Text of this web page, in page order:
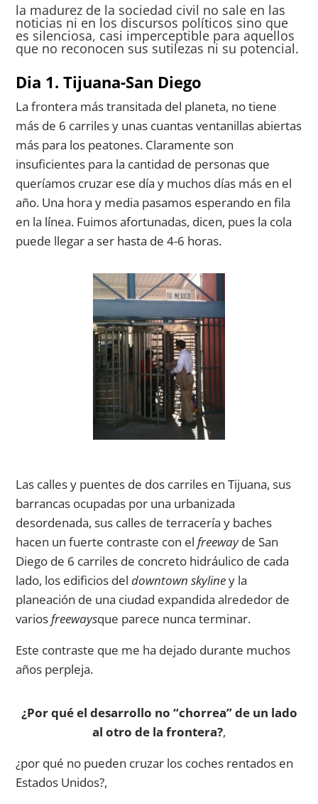
la madurez de la sociedad civil no sale en las
noticias ni en los discursos políticos sino que
es silenciosa, casi imperceptible para aquellos
que no reconocen sus sutilezas ni su potencial.
Dia 1. Tijuana-San Diego
La frontera más transitada del planeta, no tiene
más de 6 carriles y unas cuantas ventanillas abiertas
más para los peatones. Claramente son
insuficientes para la cantidad de personas que
queríamos cruzar ese día y muchos días más en el
año. Una hora y media pasamos esperando en fila
en la línea. Fuimos afortunadas, dicen, pues la cola
puede llegar a ser hasta de 4-6 horas.
Las calles y puentes de dos carriles en Tijuana, sus
barrancas ocupadas por una urbanizada
desordenada, sus calles de terracería y baches
hacen un fuerte contraste con elfreewayde San
Diego de 6 carriles de concreto hidráulico de cada
lado, los edificios deldowntown skyliney la
planeación de una ciudad expandida alrededor de
variosfreewaysque parece nunca terminar.
Este contraste que me ha dejado durante muchos
años perpleja.
¿Por qué el desarrollo no “chorrea” de un lado
al otro de la frontera?,
¿por qué no pueden cruzar los coches rentados en
Estados Unidos?,